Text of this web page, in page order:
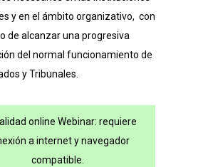
y en el ámbito organizativo, con
de alcanzar una progresiva
del normal funcionamiento de
y Tribunales.
online Webinar: requiere
a internet y navegador
compatible.